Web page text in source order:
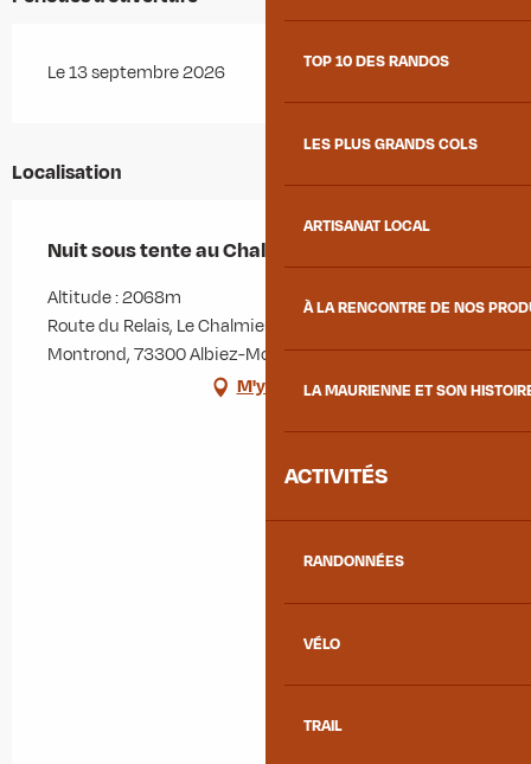
TOP 10 DES RANDOS
LES PLUS GRANDS COLS
ARTISANAT LOCAL
À LA RENCONTRE DE NOS
LA MAURIENNE ET SON
ACTIVITÉS
RANDONNÉES
VÉLO
TRAIL
Le 13 septembre 2026
Localisation
Nuit sous tente au Chalet d'la Croë
Altitude : 2068m
Route du Relais, Le Chalmieu, Lieu-dit Montplat,
Montrond, 73300 Albiez-Montrond
M'y rendre